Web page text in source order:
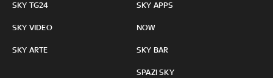
SKY TG24
SKY VIDEO
SKY ARTE
SKY APPS
NOW
SKY BAR
SPAZI SKY